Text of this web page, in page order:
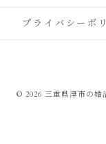
プライバシーポ
© 2026 三重県津市の